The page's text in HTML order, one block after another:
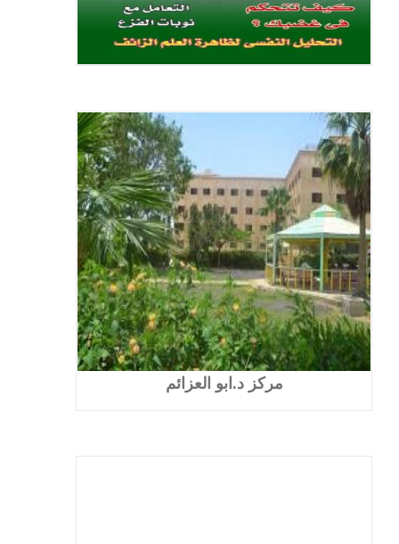
مركز د.ابو العزائم